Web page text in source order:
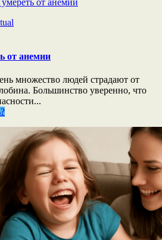
от анемии
множество людей страдают от
Большинство уверенно, что